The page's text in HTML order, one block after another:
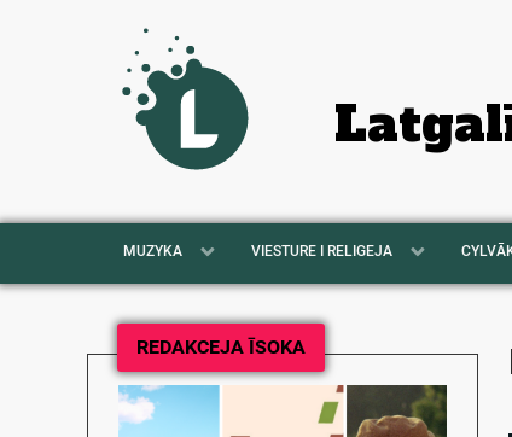
MUZYKA VIESTURE I RELIGEJA
REDAKCEJA ĪSOKA